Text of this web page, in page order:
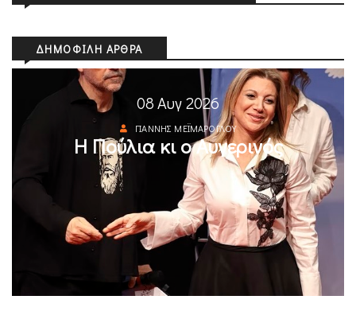
ΔΗΜΟΦΙΛΉ ΆΡΘΡΑ
08 Αυγ 2026
ΓΙΆΝΝΗΣ ΜΕΪΜΆΡΟΓΛΟΥ
Η Πούλια κι ο Αυγερινός